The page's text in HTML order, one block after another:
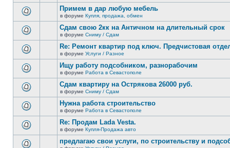
новых
непрочитанных
сообщений.
новых
непрочитанных
сообщений.
новых
непрочитанных
сообщений.
Примем в дар любую мебель
в форуме Купля, продажа, обмен
новых
непрочитанных
сообщений.
Сдам свою 2кк на Античном на длительный срок
в форуме Сниму / Сдам
новых
непрочитанных
сообщений.
Re: Ремонт квартир под ключ. Предчистовая
в форуме Услуги / Разное
новых
непрочитанных
сообщений.
Ищу работу подсобником, разнорабочим
в форуме Работа в Севастополе
новых
непрочитанных
сообщений.
Сдам квартиру на Острякова 26000 руб.
в форуме Сниму / Сдам
новых
непрочитанных
Нужна работа строительство
в форуме Работа в Севастополе
Re: Продам Lada Vesta.
в форуме Купля-Продажа авто
предлагаю свои услуги, по строительству и